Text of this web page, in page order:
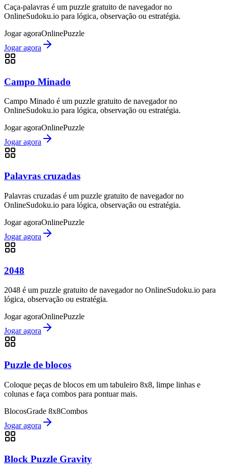
Caça-palavras é um puzzle gratuito de navegador no
OnlineSudoku.io para lógica, observação ou estratégia.
Jogar agoraOnlinePuzzle
Jogar agora
Campo Minado
Campo Minado é um puzzle gratuito de navegador no
OnlineSudoku.io para lógica, observação ou estratégia.
Jogar agoraOnlinePuzzle
Jogar agora
Palavras cruzadas
Palavras cruzadas é um puzzle gratuito de navegador no
OnlineSudoku.io para lógica, observação ou estratégia.
Jogar agoraOnlinePuzzle
Jogar agora
2048
2048 é um puzzle gratuito de navegador no OnlineSudoku.io para
lógica, observação ou estratégia.
Jogar agoraOnlinePuzzle
Jogar agora
Puzzle de blocos
Coloque peças de blocos em um tabuleiro 8x8, limpe linhas e
colunas e faça combos para pontuar mais.
BlocosGrade 8x8Combos
Jogar agora
Block Puzzle Gravity